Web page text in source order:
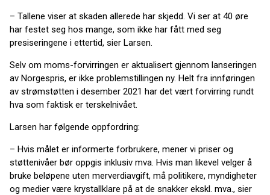
– Tallene viser at skaden allerede har skjedd. Vi ser at 40 øre
har festet seg hos mange, som ikke har fått med seg
presiseringene i ettertid, sier Larsen.
Selv om moms-forvirringen er aktualisert gjennom lanseringen
av Norgespris, er ikke problemstillingen ny. Helt fra innføringen
av strømstøtten i desember 2021 har det vært forvirring rundt
hva som faktisk er terskelnivået.
Larsen har følgende oppfordring:
– Hvis målet er informerte forbrukere, mener vi priser og
støttenivåer bør oppgis inklusiv mva. Hvis man likevel velger å
bruke beløpene uten merverdiavgift, må politikere, myndigheter
og medier være krystallklare på at de snakker ekskl. mva., sier